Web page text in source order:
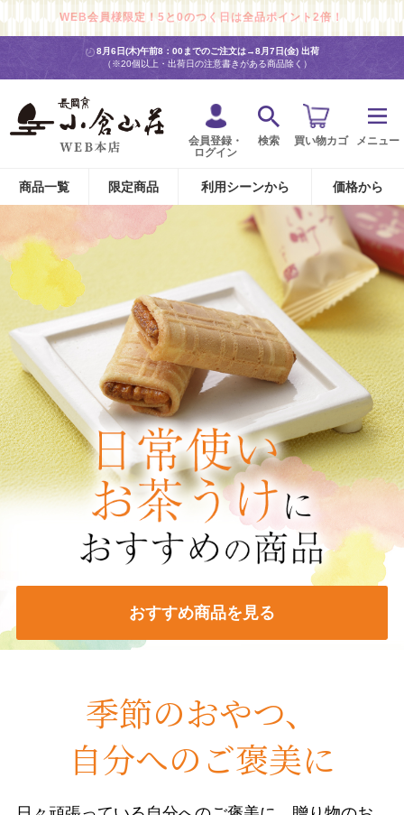
WEB会員様限定！5と0のつく日は全品ポイント2倍！
8月6日(木)午前8：00までのご注文は→8月7日(金) 出荷
（※20個以上・出荷日の注意書きがある商品除く）
会員登録・
ログイン
検索 買い物カゴ メニュー
商品一覧 限定商品 利用シーンから 価格から
おすすめ商品を見る
季節のおやつ、
自分へのご褒美に